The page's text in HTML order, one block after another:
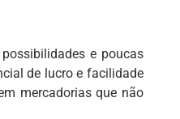
e poucas
de lucro e facilidade
mercadorias que não